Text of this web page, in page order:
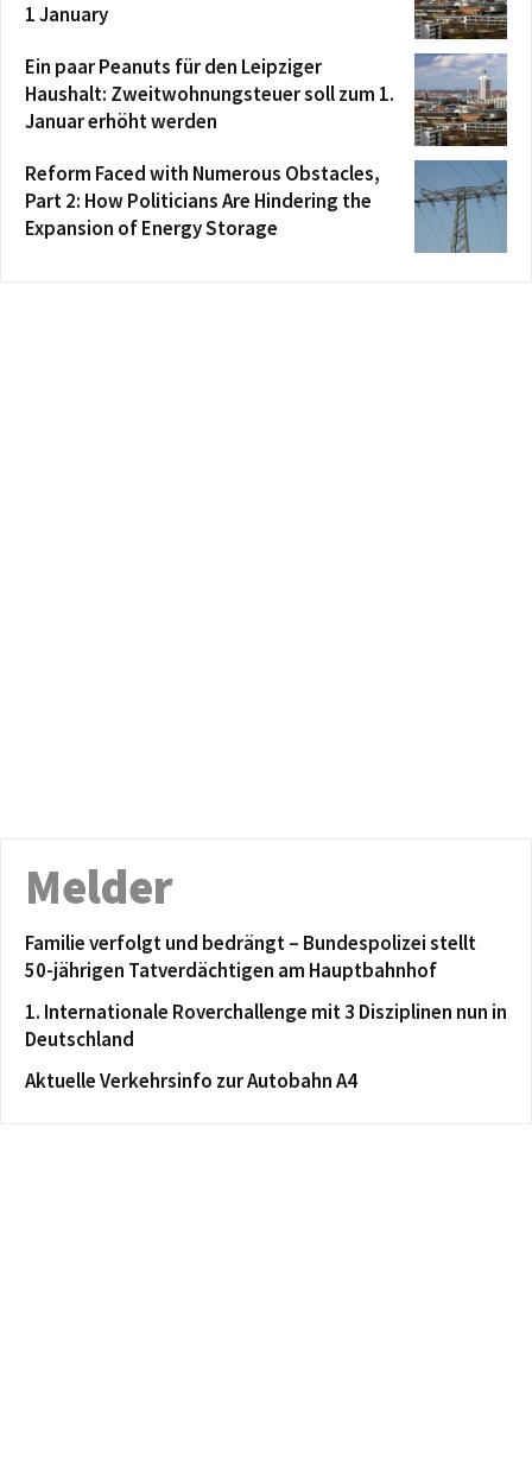
1 January
Ein paar Peanuts für den Leipziger
Haushalt: Zweitwohnungsteuer soll zum 1.
Januar erhöht werden
Reform Faced with Numerous Obstacles,
Part 2: How Politicians Are Hindering the
Expansion of Energy Storage
Melder
Familie verfolgt und bedrängt – Bundespolizei stellt
50-jährigen Tatverdächtigen am Hauptbahnhof
1. Internationale Roverchallenge mit 3 Disziplinen nun in
Deutschland
Aktuelle Verkehrsinfo zur Autobahn A4